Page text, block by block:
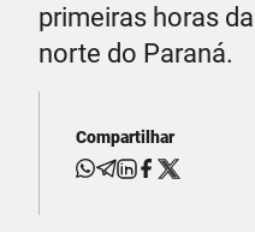
primeiras horas
norte do Paraná.
Compartilhar